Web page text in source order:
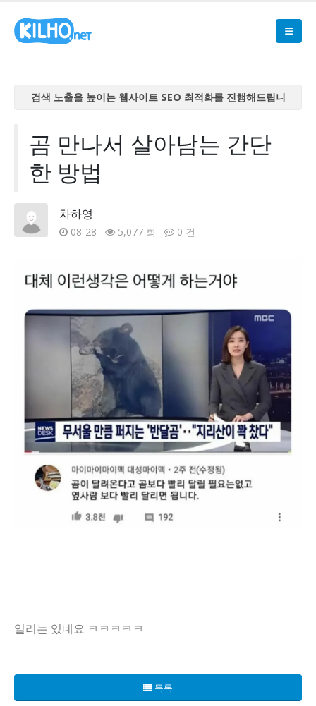
검색 노출을 높이는 웹사이트 SEO 최적화를 진행해드립니
검색 노출을 높이는 웹사이트 SEO 최적화를 진행해드립니
다
검색 노출을 높이는 웹사이트 SEO 최적화를 진행해드립니
검색 노출을 높이는 웹사이트 SEO 최적화를 진행해드립니
다
곰 만나서 살아남는 간단
한 방법
차하영
08-28 5,077 회 0 건
일리는 있네요 ㅋㅋㅋㅋㅋ
심지어, 한 블로거는 '곰을 만나서 살아남는 간단한 방법'이
곰의 위협이 이렇게 증가하고 있는 이유는 무엇일까요? 전
목록